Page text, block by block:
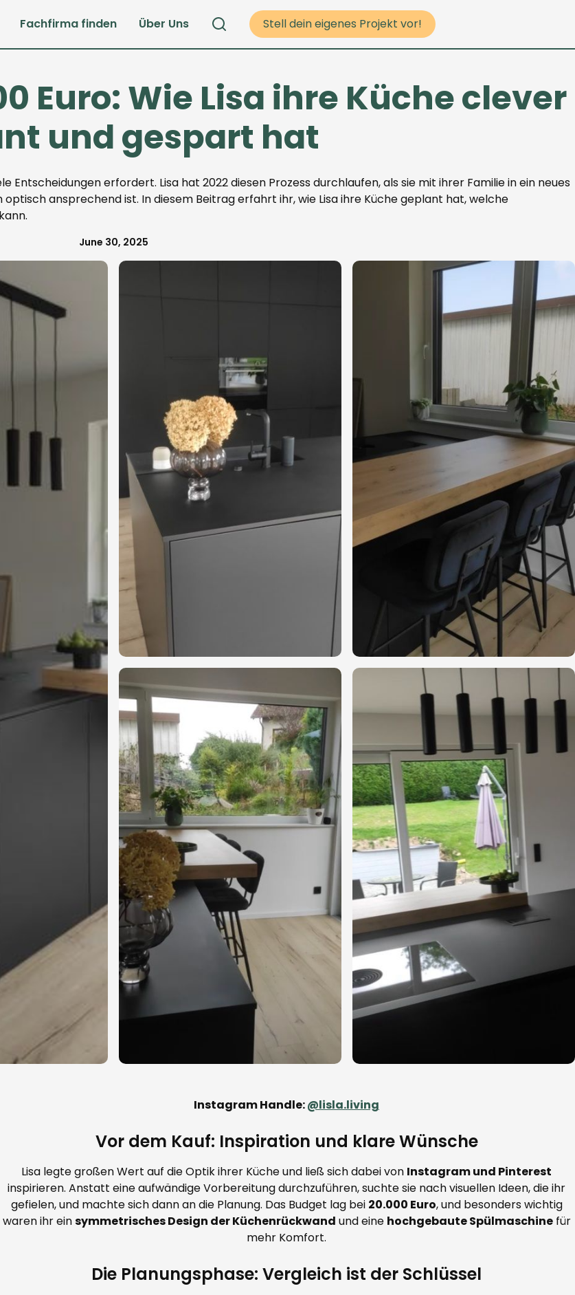
Fachfirma finden Über Uns Stell dein eigenes Projekt vor!
Euro: Wie Lisa ihre Küche clever
und gespart hat
Entscheidungen erfordert. Lisa hat 2022 diesen Prozess durchlaufen, als sie mit ihrer Familie in ein neues
ansprechend ist. In diesem Beitrag erfahrt ihr, wie Lisa ihre Küche geplant hat, welche
June 30, 2025
Instagram Handle:@lisla.living
Vor dem Kauf: Inspiration und klare Wünsche
Lisa legte großen Wert auf die Optik ihrer Küche und ließ sich dabei von Instagram und Pinterest
inspirieren. Anstatt eine aufwändige Vorbereitung durchzuführen, suchte sie nach visuellen Ideen, die ihr
gefielen, und machte sich dann an die Planung. Das Budget lag bei 20.000 Euro, und besonders wichtig
waren ihr einsymmetrisches Design der Küchenrückwand und eine hochgebaute Spülmaschinefür
mehr Komfort.
Die Planungsphase: Vergleich ist der Schlüssel